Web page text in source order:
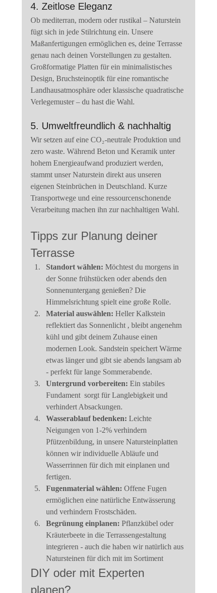
4. Zeitlose Eleganz
Ob mediterran, modern oder rustikal – Naturstein
fügt sich in jede Stilrichtung ein. Unsere
Maßanfertigungen ermöglichen es, deine Terrasse
genau nach deinen Vorstellungen zu gestalten.
Großformatige Platten für ein minimalistisches
Design, Bruchsteinoptik für eine romantische
Landhausatmosphäre oder klassische quadratische
Verlegemuster – du hast die Wahl.
5. Umweltfreundlich & nachhaltig
Wir setzen auf eine CO₂-neutrale Produktion und
zero waste. Während Beton und Keramik unter
hohem Energieaufwand produziert werden,
stammt unser Naturstein direkt aus unseren
eigenen Steinbrüchen in Deutschland. Kurze
Transportwege und eine ressourcenschonende
Verarbeitung machen ihn zur nachhaltigen Wahl.
Tipps zur Planung deiner
Terrasse
Standort wählen: Möchtest du morgens in
der Sonne frühstücken oder abends den
Sonnenuntergang genießen? Die
Himmelsrichtung spielt eine große Rolle.
Material auswählen: Heller Kalkstein
reflektiert das Sonnenlicht , bleibt angenehm
kühl und gibt deinem Zuhause einen
modernen Look. Sandstein speichert Wärme
etwas länger und gibt sie abends langsam ab
- perfekt für lange Sommerabende.
Untergrund vorbereiten: Ein stabiles
Fundament  sorgt für Langlebigkeit und
verhindert Absackungen.
Wasserablauf bedenken: Leichte
Neigungen von 1-2% verhindern
Pfützenbildung, in unsere Natursteinplatten
können wir individuelle Abläufe und
Wasserrinnen für dich mit einplanen und
fertigen.
Fugenmaterial wählen: Offene Fugen
ermöglichen eine natürliche Entwässerung
und verhindern Frostschäden.
Begrünung einplanen: Pflanzkübel oder
Kräuterbeete in die Terrassengestaltung
integrieren - auch die haben wir natürlich aus
Natursteinen für dich mit im Sortiment
DIY oder mit Experten
planen?